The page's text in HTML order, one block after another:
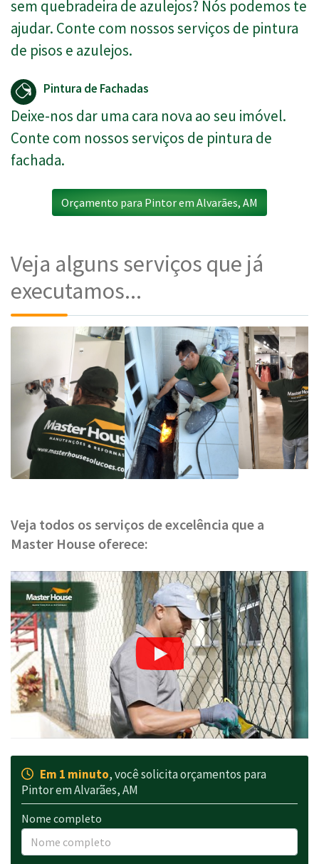
sem quebradeira de azulejos? Nós podemos te
ajudar. Conte com nossos serviços de pintura
de pisos e azulejos.
Pintura de Fachadas
Deixe-nos dar uma cara nova ao seu imóvel.
Conte com nossos serviços de pintura de
fachada.
Orçamento para Pintor em Alvarães, AM
Veja alguns serviços que já
executamos...
Veja todos os serviços de excelência que a
Master House oferece:
Em 1 minuto, você solicita orçamentos para
Pintor em Alvarães, AM
Nome completo